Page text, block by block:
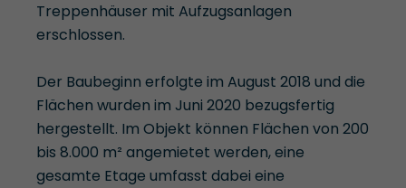
Treppenhäuser mit Aufzugsanlagen
erschlossen.
Der Baubeginn erfolgte im August 2018 und die
Flächen wurden im Juni 2020 bezugsfertig
hergestellt. Im Objekt können Flächen von 200
bis 8.000 m² angemietet werden, eine
gesamte Etage umfasst dabei eine